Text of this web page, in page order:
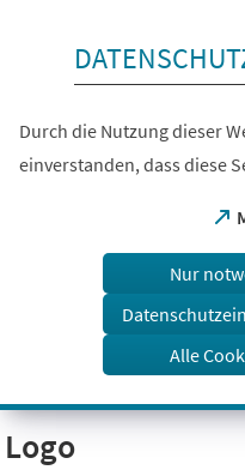
Visuelle
Assistenzsoftware
öffnen.
Durch die Nutzung dieser
einverstanden, dass diese
Nur
Alle
Logo